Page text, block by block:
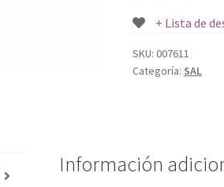
+ Lista de
SKU: 007611
Categoría: SAL
Información